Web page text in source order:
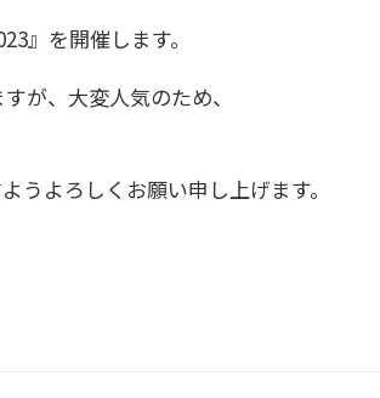
』を開催します。
が、大変人気のため、
うよろしくお願い申し上げます。